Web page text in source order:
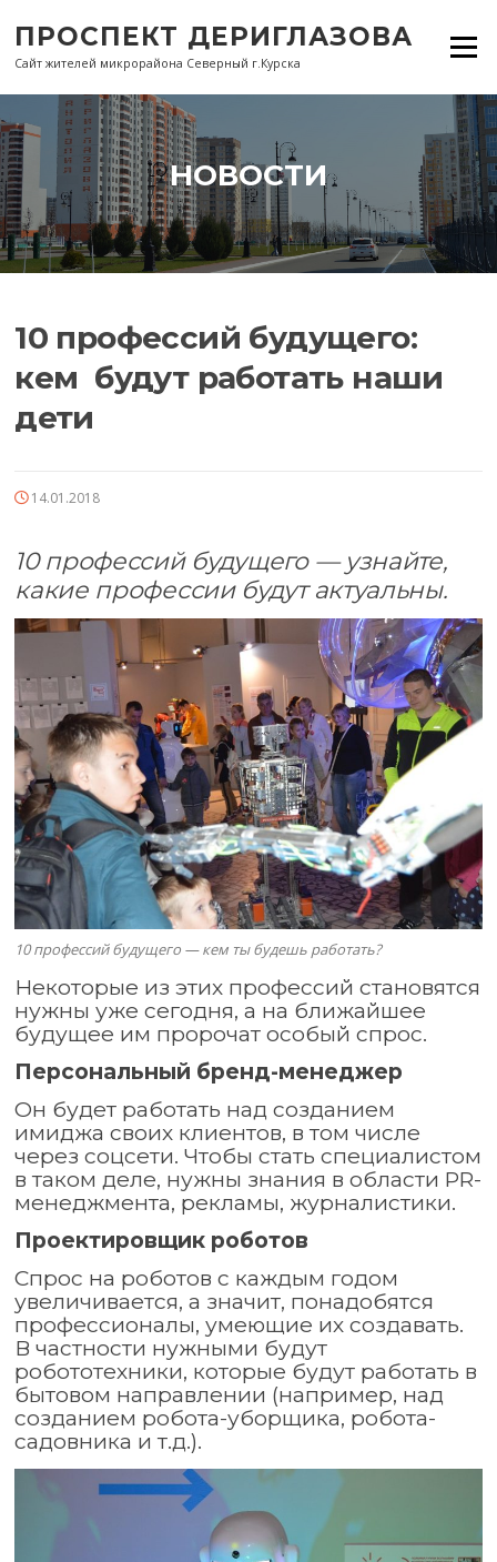
содержанию
ПРОСПЕКТ ДЕРИГЛАЗОВА
Сайт жителей микрорайона Северный г.Курска
Меню
НОВОСТИ
10 профессий будущего:
кем будут работать наши
дети
14.01.2018
10 профессий будущего — узнайте,
какие профессии будут актуальны.
10 профессий будущего — кем ты будешь работать?
Некоторые из этих профессий становятся
нужны уже сегодня, а на ближайшее
будущее им пророчат особый спрос.
Персональный бренд-менеджер
Он будет работать над созданием
имиджа своих клиентов, в том числе
через соцсети. Чтобы стать специалистом
в таком деле, нужны знания в области PR-
менеджмента, рекламы, журналистики.
Проектировщик роботов
Спрос на роботов с каждым годом
увеличивается, а значит, понадобятся
профессионалы, умеющие их создавать.
В частности нужными будут
робототехники, которые будут работать в
бытовом направлении (например, над
созданием робота-уборщика, робота-
садовника и т.д.).